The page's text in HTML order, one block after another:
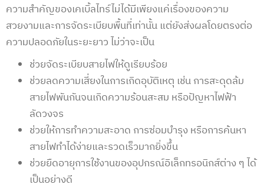
ความสำคัญของเคเบิ้ลไทร์ไม่ได้มีเพียงแค่เรื่องของความ
สวยงามและการจัดระเบียบพื้นที่เท่านั้น แต่ยังส่งผลโดยตรงต่อ
ความปลอดภัยในระยะยาว ไม่ว่าจะเป็น
ช่วยจัดระเบียบสายไฟให้ดูเรียบร้อย
ช่วยลดความเสี่ยงในการเกิดอุบัติเหตุ เช่น การสะดุดล้ม
สายไฟพันกันจนเกิดความร้อนสะสม หรือปัญหาไฟฟ้า
ลัดวงจร
ช่วยให้การทำความสะอาด การซ่อมบำรุง หรือการค้นหา
สายไฟทำได้ง่ายและรวดเร็วมากยิ่งขึ้น
ช่วยยืดอายุการใช้งานของอุปกรณ์อิเล็กทรอนิกส์ต่าง ๆ ได้
เป็นอย่างดี